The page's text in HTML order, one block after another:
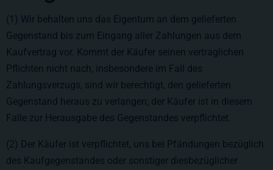
(1) Wir behalten uns das Eigentum an dem gelieferten
Gegenstand bis zum Eingang aller Zahlungen aus dem
Kaufvertrag vor. Kommt der Käufer seinen vertraglichen
Pflichten nicht nach, insbesondere im Fall des
Zahlungsverzugs, sind wir berechtigt, den gelieferten
Gegenstand heraus zu verlangen; der Käufer ist in diesem
Falle zur Herausgabe des Gegenstandes verpflichtet.
(2) Der Käufer ist verpflichtet, uns bei Pfändungen bezüglich
des Kaufgegenstandes oder sonstiger diesbezüglicher